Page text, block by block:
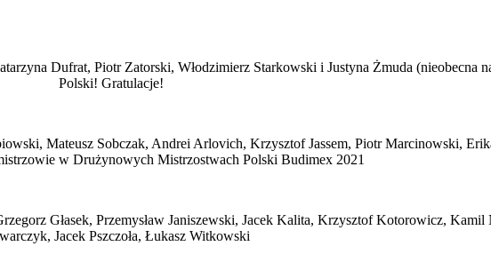
Dufrat, Piotr Zatorski, Włodzimierz Starkowski i Justyna Żmuda (nieobecna
Polski! Gratulacje!
Mateusz Sobczak, Andrei Arlovich, Krzysztof Jassem, Piotr Marcinowski,
w Drużynowych Mistrzostwach Polski Budimex 2021
Głasek, Przemysław Janiszewski, Jacek Kalita, Krzysztof Kotorowicz,
Jacek Pszczoła, Łukasz Witkowski